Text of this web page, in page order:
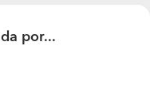
por...